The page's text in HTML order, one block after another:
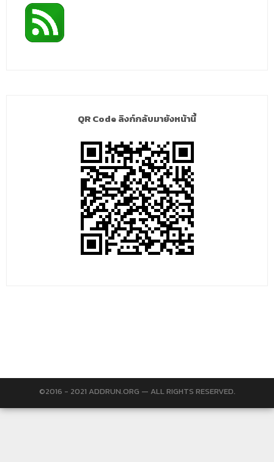
QR Code ลิงก์กลับมายังหน้านี้
©2016 - 2021 ADDRUN.ORG — ALL RIGHTS RESERVED.